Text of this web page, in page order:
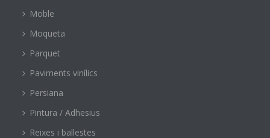
Moble
Moqueta
Parquet
Paviments vinílics
Persiana
Pintura / Adhesius
Reixes i ballestes